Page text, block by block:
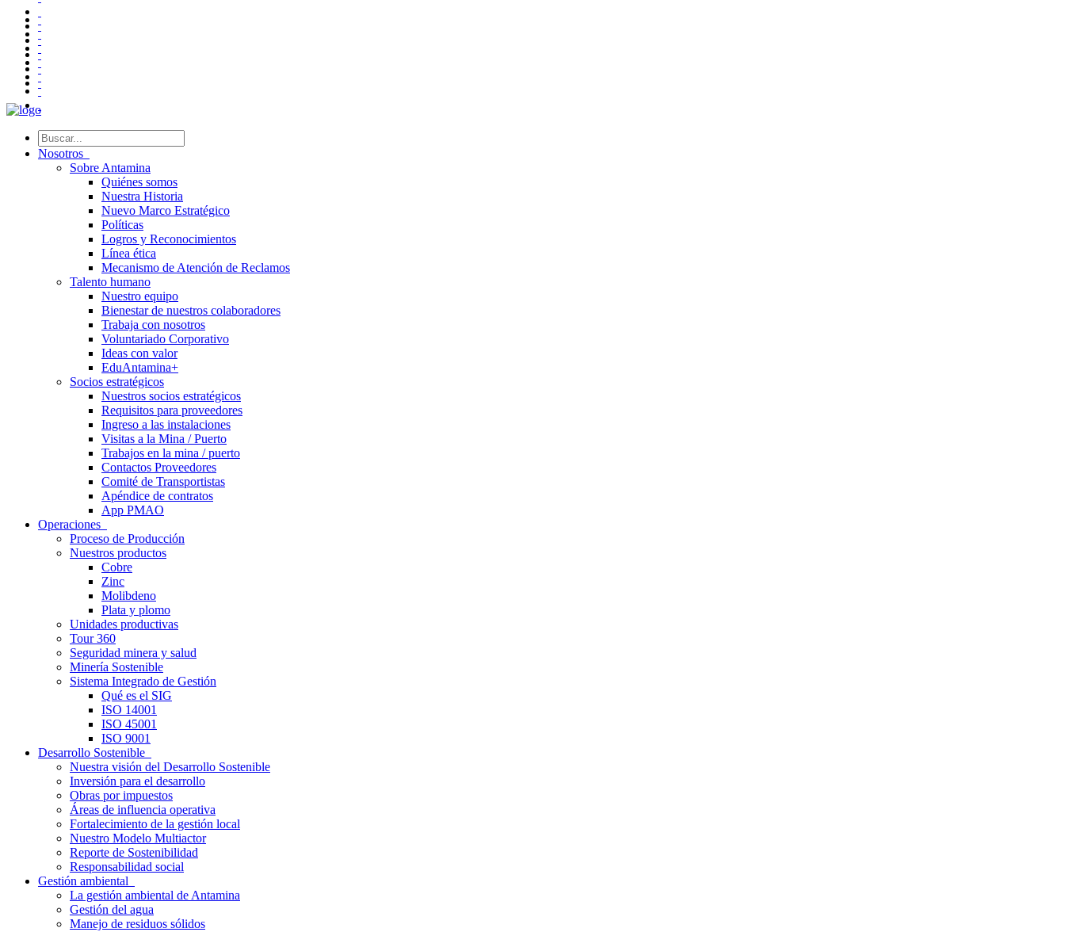
Nosotros
Sobre Antamina
Quiénes somos
Nuestra Historia
Nuevo Marco Estratégico
Políticas
Logros y Reconocimientos
Línea ética
Mecanismo de Atención de Reclamos
Talento humano
Nuestro equipo
Bienestar de nuestros colaboradores
Trabaja con nosotros
Voluntariado Corporativo
Ideas con valor
EduAntamina+
Socios estratégicos
Nuestros socios estratégicos
Requisitos para proveedores
Ingreso a las instalaciones
Visitas a la Mina / Puerto
Trabajos en la mina / puerto
Contactos Proveedores
Comité de Transportistas
Apéndice de contratos
App PMAO
Operaciones
Proceso de Producción
Nuestros productos
Cobre
Zinc
Molibdeno
Plata y plomo
Unidades productivas
Tour 360
Seguridad minera y salud
Minería Sostenible
Sistema Integrado de Gestión
Qué es el SIG
ISO 14001
ISO 45001
ISO 9001
Desarrollo Sostenible
Nuestra visión del Desarrollo Sostenible
Inversión para el desarrollo
Obras por impuestos
Áreas de influencia operativa
Fortalecimiento de la gestión local
Nuestro Modelo Multiactor
Reporte de Sostenibilidad
Responsabilidad social
Gestión ambiental
La gestión ambiental de Antamina
Gestión del agua
Manejo de residuos sólidos